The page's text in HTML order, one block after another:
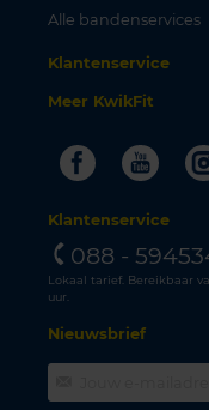
Alle bandenservices
Klantenservice
Meer KwikFit
Facebook
Klantenservice
088 -
Lokaal tarief. Bereikbaar
uur.
Nieuwsbrief